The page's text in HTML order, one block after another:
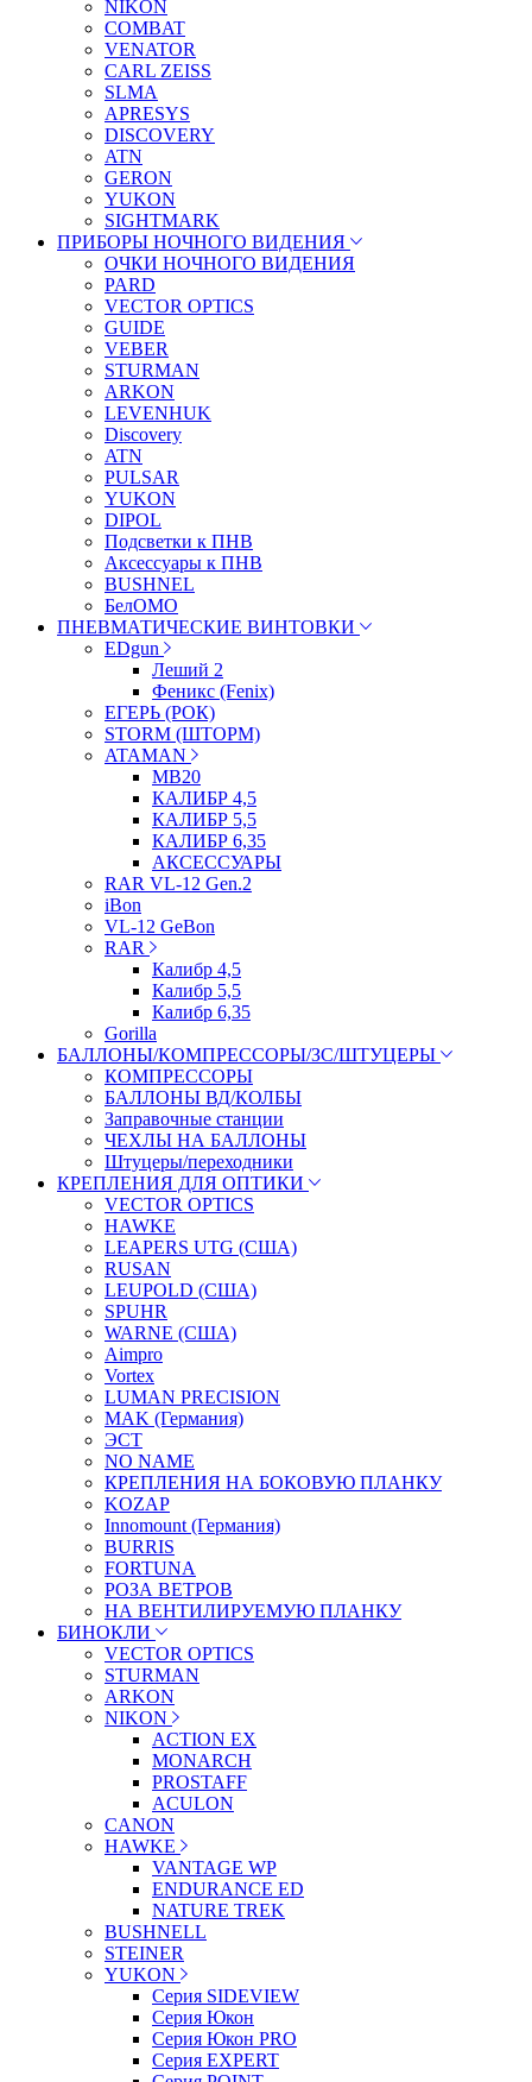
NIKON
COMBAT
VENATOR
CARL ZEISS
SLMA
APRESYS
DISCOVERY
ATN
GERON
YUKON
SIGHTMARK
ПРИБОРЫ НОЧНОГО ВИДЕНИЯ
ОЧКИ НОЧНОГО ВИДЕНИЯ
PARD
VECTOR OPTICS
GUIDE
VEBER
STURMAN
ARKON
LEVENHUK
Discovery
ATN
PULSAR
YUKON
DIPOL
Подсветки к ПНВ
Аксессуары к ПНВ
BUSHNEL
БелОМО
ПНЕВМАТИЧЕСКИЕ ВИНТОВКИ
EDgun
Леший 2
Феникс (Fenix)
ЕГЕРЬ (РОК)
STORM (ШТОРМ)
ATAMAN
МВ20
КАЛИБР 4,5
КАЛИБР 5,5
КАЛИБР 6,35
АКСЕССУАРЫ
RAR VL-12 Gen.2
iBon
VL-12 GeBon
RAR
Калибр 4,5
Калибр 5,5
Калибр 6,35
Gorilla
БАЛЛОНЫ/КОМПРЕССОРЫ/ЗС/ШТУЦЕРЫ
КОМПРЕССОРЫ
БАЛЛОНЫ ВД/КОЛБЫ
Заправочные станции
ЧЕХЛЫ НА БАЛЛОНЫ
Штуцеры/переходники
КРЕПЛЕНИЯ ДЛЯ ОПТИКИ
VECTOR OPTICS
HAWKE
LEAPERS UTG (США)
RUSAN
LEUPOLD (США)
SPUHR
WARNE (США)
Aimpro
Vortex
LUMAN PRECISION
MAK (Германия)
ЭСТ
NO NAME
КРЕПЛЕНИЯ НА БОКОВУЮ ПЛАНКУ
KOZAP
Innomount (Германия)
BURRIS
FORTUNA
РОЗА ВЕТРОВ
НА ВЕНТИЛИРУЕМУЮ ПЛАНКУ
БИНОКЛИ
VECTOR OPTICS
STURMAN
ARKON
NIKON
ACTION EX
MONARCH
PROSTAFF
ACULON
CANON
HAWKE
VANTAGE WP
ENDURANCE ED
NATURE TREK
BUSHNELL
STEINER
YUKON
Серия SIDEVIEW
Серия Юкон
Серия Юкон PRO
Серия EXPERT